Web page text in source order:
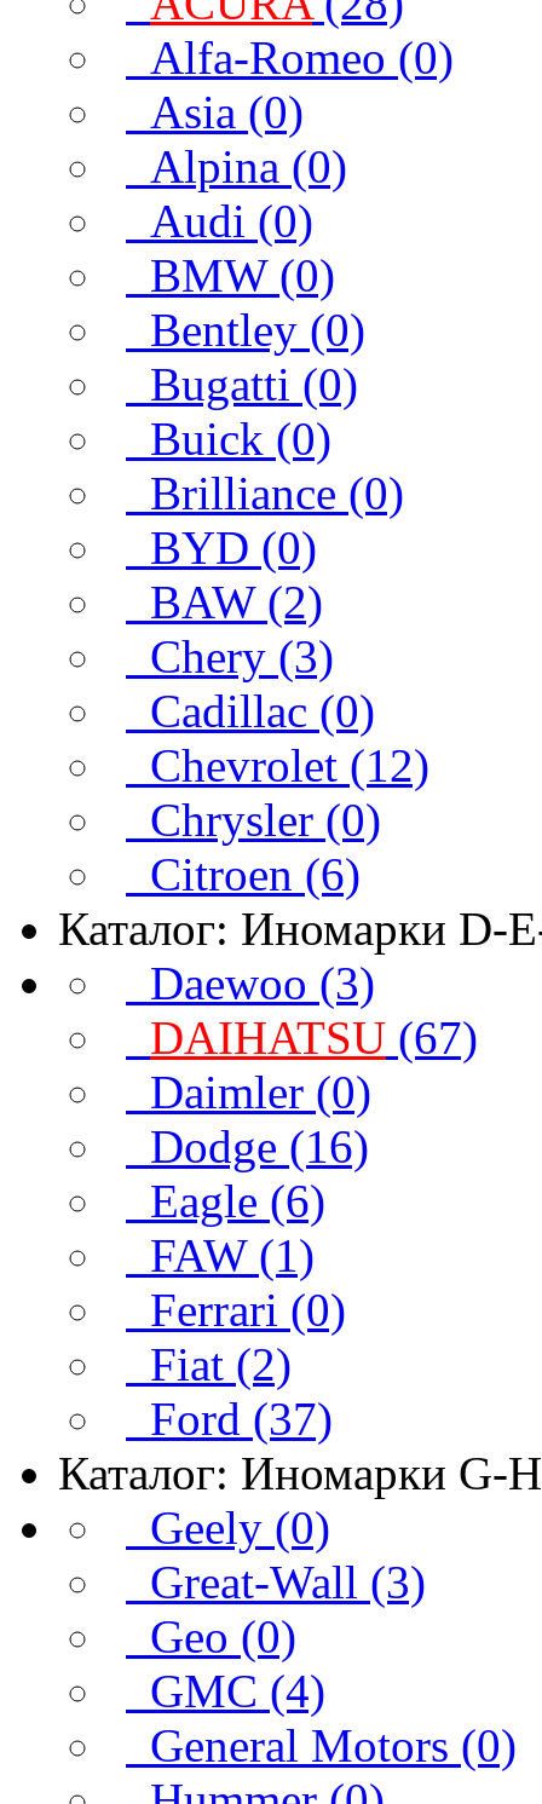
Alfa-Romeo (0)
Asia (0)
Alpina (0)
Audi (0)
BMW (0)
Bentley (0)
Bugatti (0)
Buick (0)
Brilliance (0)
BYD (0)
BAW (2)
Chery (3)
Cadillac (0)
Chevrolet (12)
Chrysler (0)
Citroen (6)
Каталог: Иномарки D-
Daewoo (3)
DAIHATSU (67)
Daimler (0)
Dodge (16)
Eagle (6)
FAW (1)
Ferrari (0)
Fiat (2)
Ford (37)
Каталог: Иномарки G-
Geely (0)
Great-Wall (3)
Geo (0)
GMC (4)
General Motors (0)